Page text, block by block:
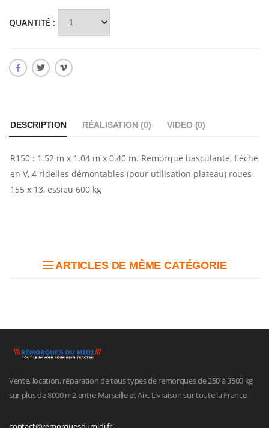
QUANTITÉ :
DESCRIPTION RÉALISATION (0) VIDEO (0)
R150 : 1.52 m x 1.04 m x 0.40 m. Remorque basculante, flèche
en V, 4 ridelles démontables (pour utilisation plateau) roues
155 x 13, essieu 600 kg
ARTICLES DE MÊME CATÉGORIE
Vente, location, réparation de tous types de remorques de 250 à 3500 kg
sur plus de 8000 m2 entre Marseille et Aix. Livraison sur toute la France